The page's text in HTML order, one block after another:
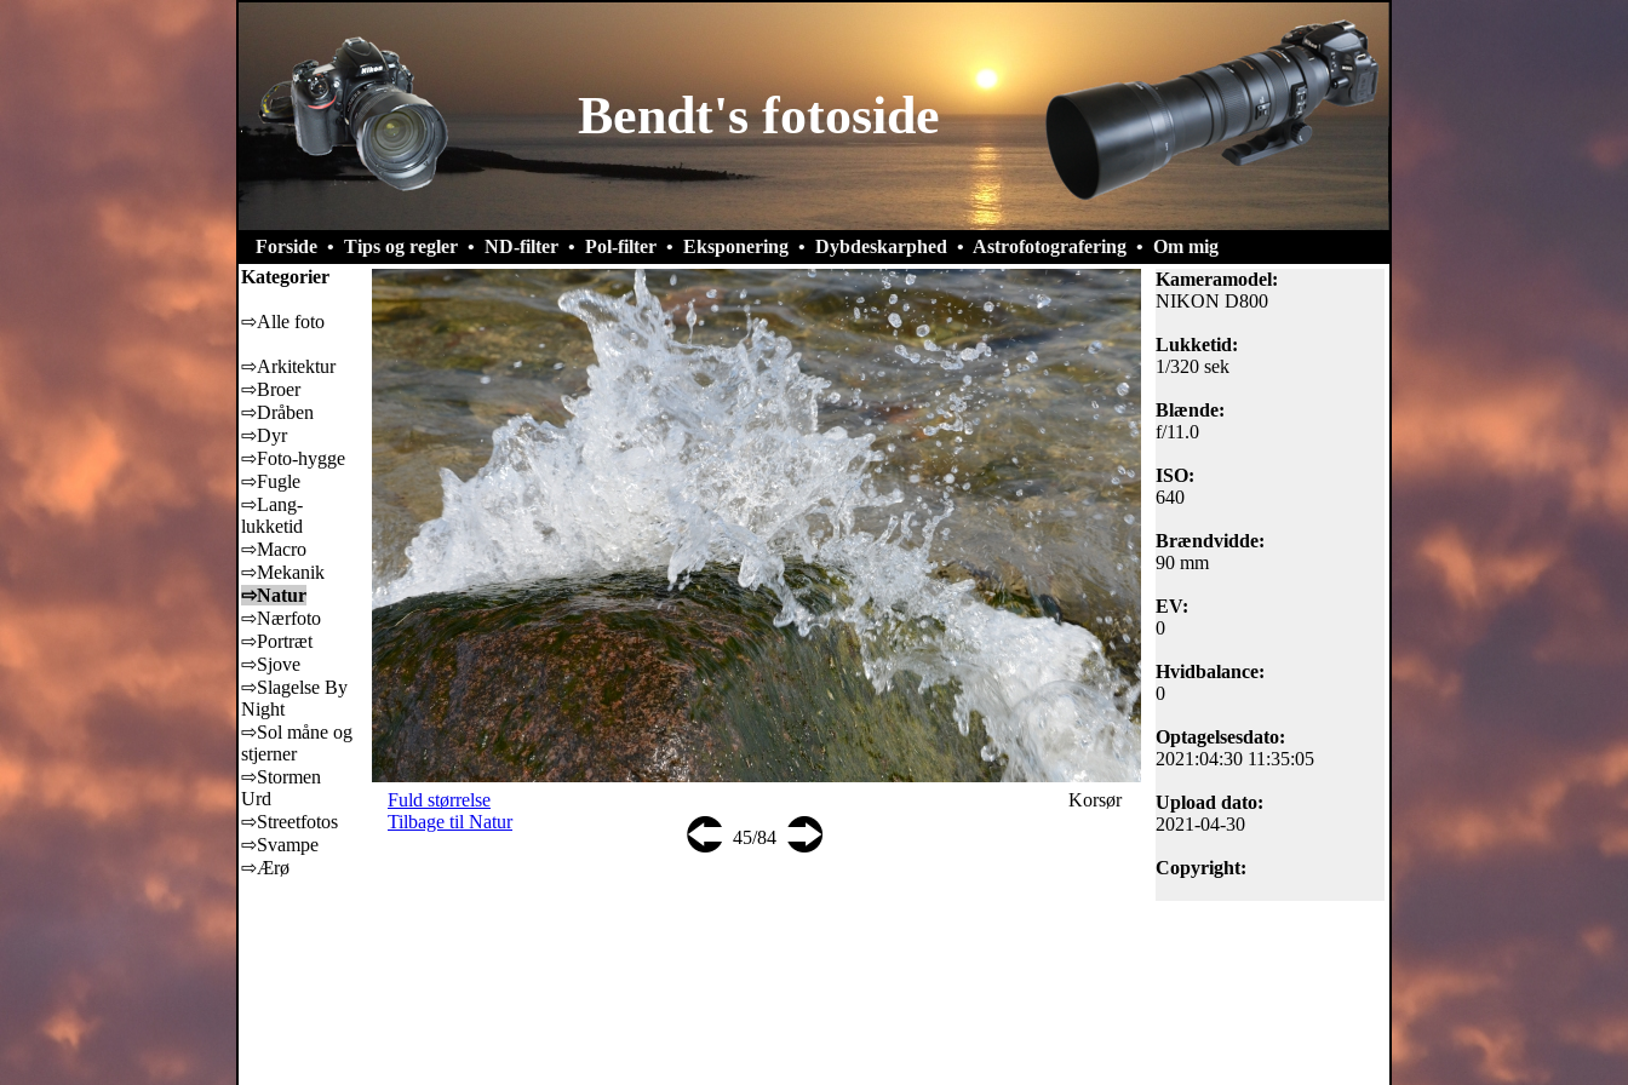
Bendt's fotoside
Forside • Tips og regler • ND-filter • Pol-filter • Eksponering • Dybdeskarphed • Astrofotografering • Om mig
Kategorier
⇨Alle foto
⇨Arkitektur
⇨Broer
⇨Dråben
⇨Dyr
⇨Foto-hygge
⇨Fugle
⇨Lang-
lukketid
⇨Macro
⇨Mekanik
⇨Natur
⇨Nærfoto
⇨Portræt
⇨Sjove
⇨Slagelse By
Night
⇨Sol måne og
stjerner
⇨Stormen
Urd
⇨Streetfotos
⇨Svampe
⇨Ærø
Kameramodel:
NIKON D800
Lukketid:
1/320 sek
Blænde:
f/11.0
ISO:
640
Brændvidde:
90 mm
EV:
0
Hvidbalance:
0
Optagelsesdato:
2021:04:30 11:35:05
Upload dato:
2021-04-30
Copyright:
Fuld størrelse
Tilbage til Natur
⮈ 45/84 ⮊
Korsør